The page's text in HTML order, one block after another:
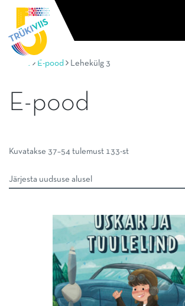
E-pood Lehekülg 3
E-pood
Kuvatakse 37–54 tulemust 133-stSorditud